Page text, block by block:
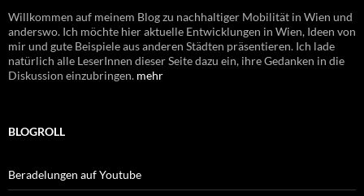
Willkommen auf meinem Blog zu nachhaltiger Mobilität in Wien und
anderswo. Ich möchte hier aktuelle Entwicklungen in Wien, Ideen von
mir und gute Beispiele aus anderen Städten präsentieren. Ich lade
natürlich alle LeserInnen dieser Seite dazu ein, ihre Gedanken in die
Diskussion einzubringen. mehr
BLOGROLL
Beradelungen auf Youtube